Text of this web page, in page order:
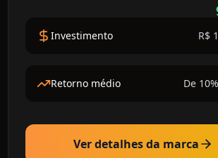
Investimento R$
Retorno médio De
Ver detalhes da marca